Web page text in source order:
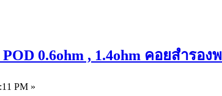
0.6ohm , 1.4ohm คอยสำรอ
PM »